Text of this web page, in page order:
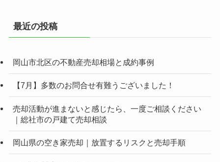
最近の投稿
岡山市北区の不動産売却相場と成約事例
【7月】多数のお問合せ有難うございました！
売却活動が進まないと感じたら、一度ご相談ください
｜総社市の戸建て売却相談
岡山県の空き家売却｜放置するリスクと売却手順